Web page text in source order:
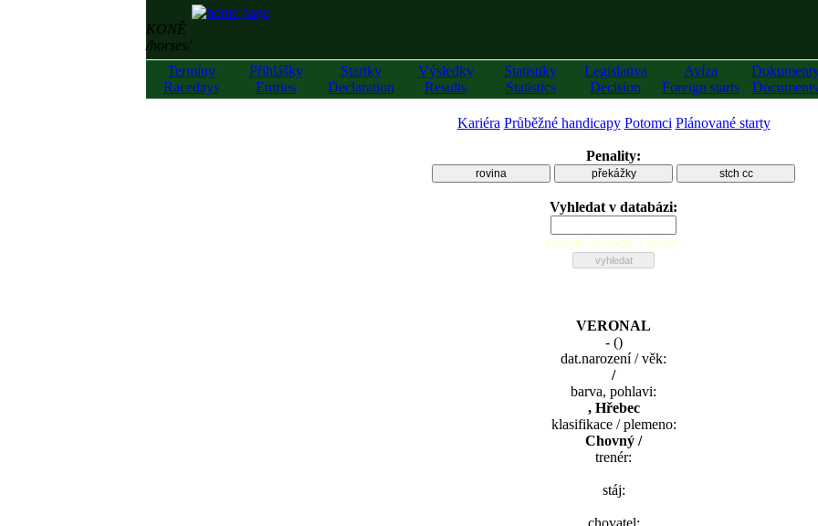
KONĚ
/horses/
Termíny
Racedays
Přihlášky
Entries
Startky
Declaration
Výsledky
Results
Statistiky
Statistics
Legislativa
Decision
Avíza
Foreign starts
Documents
Kariéra Průběžné handicapy Potomci Plánované starty
Penality:
rovina překážky stch cc
Vyhledat v databázi:
zadejte alespoň 2 znaky
VERONAL
-()
dat.narození / věk:
/
barva, pohlavi:
, Hřebec
klasifikace / plemeno:
Chovný /
trenér:
stáj:
chovatel: